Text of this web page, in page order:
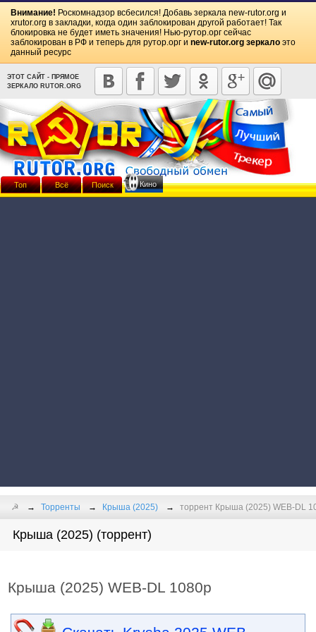
Внимание! Роскомнадзор всбесился! Добавь зеркала new-rutor.org и
xrutor.org в закладки, когда один заблокирован другой работает! Так
блокировка не будет иметь значения! Нью-рутор.орг сейчас
заблокирован в РФ и теперь для рутор.орг и new-rutor.org зеркало это
данный ресурс
ЭТОТ САЙТ - ПРЯМОЕ
ЗЕРКАЛО RUTOR.ORG
☭ Торренты Крыша (2025) торрент Крыша (2025) WEB-DL
Крыша (2025) (торрент)
Крыша (2025) WEB-DL 1080p